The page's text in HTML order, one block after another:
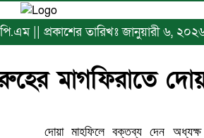
|| প্রকাশের তারিখঃ জানুয়ারী ৬,
মাগফিরাতে
দোয়া মাহফিলে বক্তব্য দেন